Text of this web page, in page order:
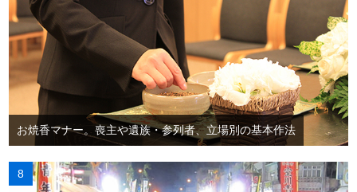
お焼香マナー。喪主や遺族・参列者、立場別の基本作法